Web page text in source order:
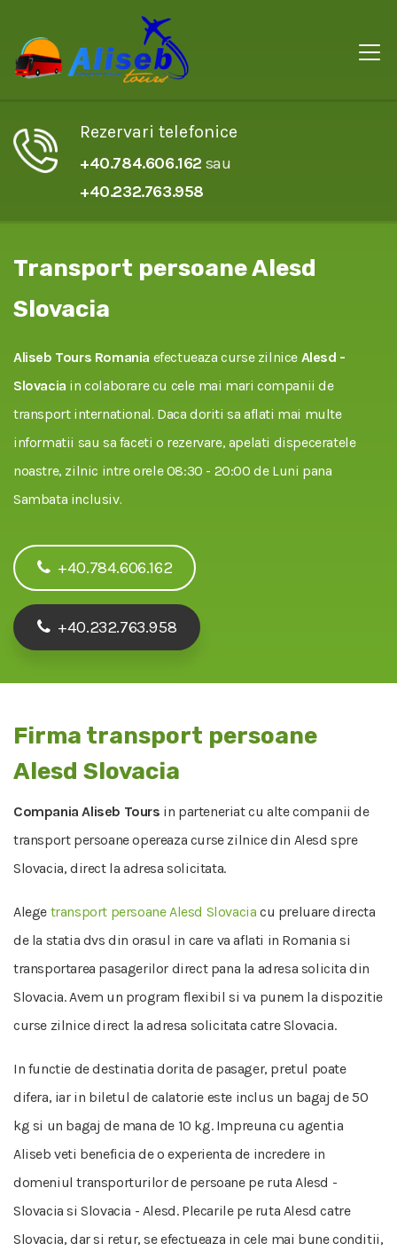
Rezervari telefonice
+40.784.606.162 sau
+40.232.763.958
Transport persoane Alesd
Slovacia
Aliseb Tours Romania efectueaza curse zilnice Alesd -
Slovacia in colaborare cu cele mai mari companii de
transport international. Daca doriti sa aflati mai multe
informatii sau sa faceti o rezervare, apelati dispeceratele
noastre, zilnic intre orele 08:30 - 20:00 de Luni pana
Sambata inclusiv.
+40.784.606.162
+40.232.763.958
Firma transport persoane
Alesd Slovacia
Compania Aliseb Tours in parteneriat cu alte companii de
transport persoane opereaza curse zilnice din Alesd spre
Slovacia, direct la adresa solicitata.
Alege transport persoane Alesd Slovacia cu preluare directa
de la statia dvs din orasul in care va aflati in Romania si
transportarea pasagerilor direct pana la adresa solicita din
Slovacia. Avem un program flexibil si va punem la dispozitie
curse zilnice direct la adresa solicitata catre Slovacia.
In functie de destinatia dorita de pasager, pretul poate
difera, iar in biletul de calatorie este inclus un bagaj de 50
kg si un bagaj de mana de 10 kg. Impreuna cu agentia
Aliseb veti beneficia de o experienta de incredere in
domeniul transporturilor de persoane pe ruta Alesd -
Slovacia si Slovacia - Alesd. Plecarile pe ruta Alesd catre
Slovacia, dar si retur, se efectueaza in cele mai bune conditii,